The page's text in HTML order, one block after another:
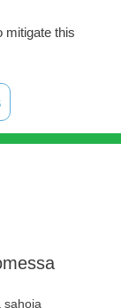
mitigate this
sahoja